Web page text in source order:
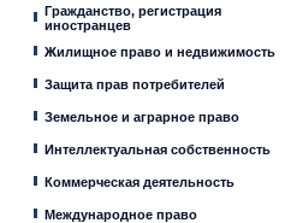
Гражданство, регистрация
иностранцев
Жилищное право и недвижимость
Защита прав потребителей
Земельное и аграрное право
Интеллектуальная собственность
Коммерческая деятельность
Международное право